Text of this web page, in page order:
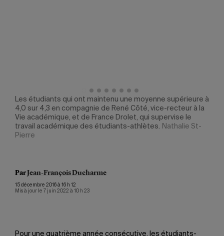
Les étudiants qui ont maintenu une moyenne supérieure à
4,0 sur 4,3 en compagnie de René Côté, vice-recteur à la
Vie académique, et de France Drolet, qui supervise le
travail académique des étudiants-athlètes.
Nathalie St-
Pierre
ParJean-François Ducharme
15 décembre 2016 à 16 h 12
Mis à jour le 7 juin 2022 à 10 h 23
Pour une quatrième année consécutive, les étudiants-